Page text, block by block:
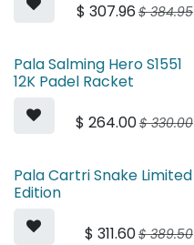
$ 307.96 $384.95
Pala Salming Hero S1551
12K Padel Racket
$ 264.00$330.00
Pala Cartri Snake Limited
Edition
$ 311.60$389.50